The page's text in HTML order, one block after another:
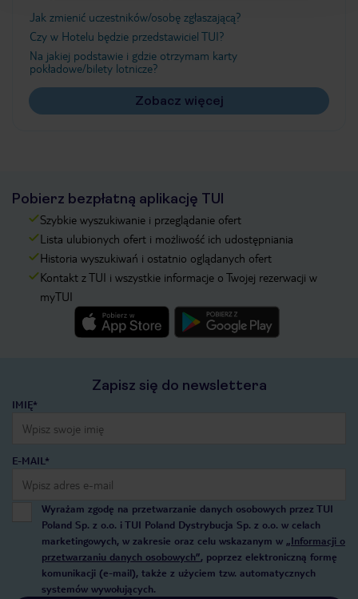
Jak zmienić uczestników/osobę zgłaszającą?
Czy w Hotelu będzie przedstawiciel TUI?
Na jakiej podstawie i gdzie otrzymam karty
pokładowe/bilety lotnicze?
Zobacz więcej
Pobierz bezpłatną aplikację TUI
Szybkie wyszukiwanie i przeglądanie ofert
Lista ulubionych ofert i możliwość ich udostępniania
Historia wyszukiwań i ostatnio oglądanych ofert
Kontakt z TUI i wszystkie informacje o Twojej rezerwacji w
myTUI
Zapisz się do newslettera
IMIĘ*
E-MAIL*
Wyrażam zgodę na przetwarzanie danych osobowych przez TUI
Poland Sp. z o.o. i TUI Poland Dystrybucja Sp. z o.o. w celach
marketingowych, w zakresie oraz celu wskazanym w „Informacji o
przetwarzaniu danych osobowych”, poprzez elektroniczną formę
komunikacji (e-mail), także z użyciem tzw. automatycznych
systemów wywołujących.